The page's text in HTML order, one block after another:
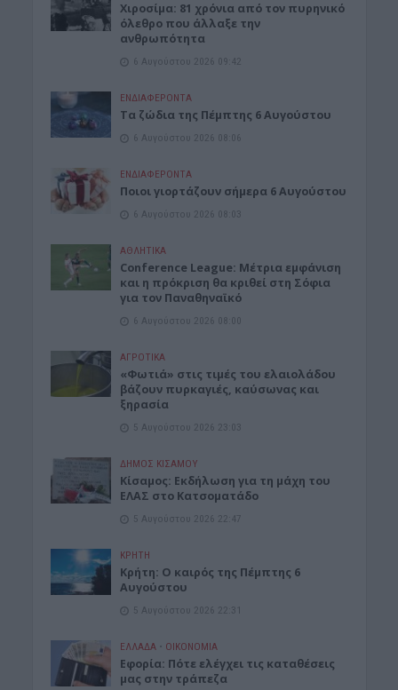
Χιροσίμα: 81 χρόνια από τον πυρηνικό
όλεθρο που άλλαξε την
ανθρωπότητα
6 Αυγούστου 2026 09:42
ΕΝΔΙΑΦΕΡΟΝΤΑ
Tα ζώδια της Πέμπτης 6 Αυγούστου
6 Αυγούστου 2026 08:06
ΕΝΔΙΑΦΕΡΟΝΤΑ
Ποιοι γιορτάζουν σήμερα 6 Αυγούστου
6 Αυγούστου 2026 08:03
ΑΘΛΗΤΙΚΑ
Conference League: Μέτρια εμφάνιση
και η πρόκριση θα κριθεί στη Σόφια
για τον Παναθηναϊκό
6 Αυγούστου 2026 08:00
ΑΓΡΟΤΙΚΑ
«Φωτιά» στις τιμές του ελαιολάδου
βάζουν πυρκαγιές, καύσωνας και
ξηρασία
5 Αυγούστου 2026 23:03
ΔΉΜΟΣ ΚΙΣΆΜΟΥ
Κίσαμος: Εκδήλωση για τη μάχη του
ΕΛΑΣ στο Κατσοματάδο
5 Αυγούστου 2026 22:47
ΚΡΗΤΗ
Κρήτη: Ο καιρός της Πέμπτης 6
Αυγούστου
5 Αυγούστου 2026 22:31
ΕΛΛΑΔΑ • ΟΙΚΟΝΟΜΙΑ
Εφορία: Πότε ελέγχει τις καταθέσεις
μας στην τράπεζα